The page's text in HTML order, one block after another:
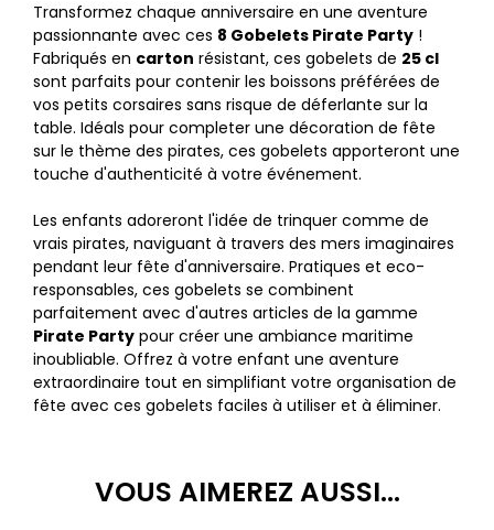
Transformez chaque anniversaire en une aventure
passionnante avec ces 8 Gobelets Pirate Party !
Fabriqués en carton résistant, ces gobelets de 25 cl
sont parfaits pour contenir les boissons préférées de
vos petits corsaires sans risque de déferlante sur la
table. Idéals pour completer une décoration de fête
sur le thème des pirates, ces gobelets apporteront une
touche d'authenticité à votre événement.
Les enfants adoreront l'idée de trinquer comme de
vrais pirates, naviguant à travers des mers imaginaires
pendant leur fête d'anniversaire. Pratiques et eco-
responsables, ces gobelets se combinent
parfaitement avec d'autres articles de la gamme
Pirate Party pour créer une ambiance maritime
inoubliable. Offrez à votre enfant une aventure
extraordinaire tout en simplifiant votre organisation de
fête avec ces gobelets faciles à utiliser et à éliminer.
VOUS AIMEREZ AUSSI...